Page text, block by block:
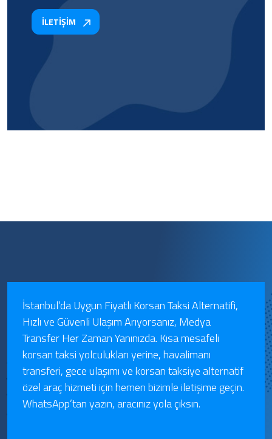
İLETİŞİM
İstanbul’da Uygun Fiyatlı Korsan Taksi Alternatifi,
Hızlı ve Güvenli Ulaşım Arıyorsanız, Medya
Transfer Her Zaman Yanınızda. Kısa mesafeli
korsan taksi yolculukları yerine, havalimanı
transferi, gece ulaşımı ve korsan taksiye alternatif
özel araç hizmeti için hemen bizimle iletişime geçin.
WhatsApp’tan yazın, aracınız yola çıksın.